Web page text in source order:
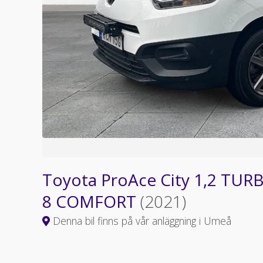
Toyota ProAce City 1,2
8 COMFORT (2021)
Denna bil finns på vår anläggning i Umeå